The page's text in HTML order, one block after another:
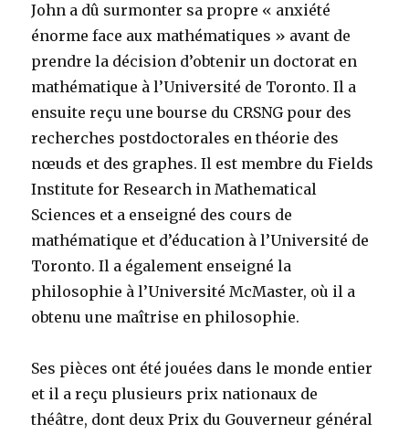
John a dû surmonter sa propre « anxiété
énorme face aux mathématiques » avant de
prendre la décision d’obtenir un doctorat en
mathématique à l’Université de Toronto. Il a
ensuite reçu une bourse du CRSNG pour des
recherches postdoctorales en théorie des
nœuds et des graphes. Il est membre du Fields
Institute for Research in Mathematical
Sciences et a enseigné des cours de
mathématique et d’éducation à l’Université de
Toronto. Il a également enseigné la
philosophie à l’Université McMaster, où il a
obtenu une maîtrise en philosophie.
Ses pièces ont été jouées dans le monde entier
et il a reçu plusieurs prix nationaux de
théâtre, dont deux Prix du Gouverneur général